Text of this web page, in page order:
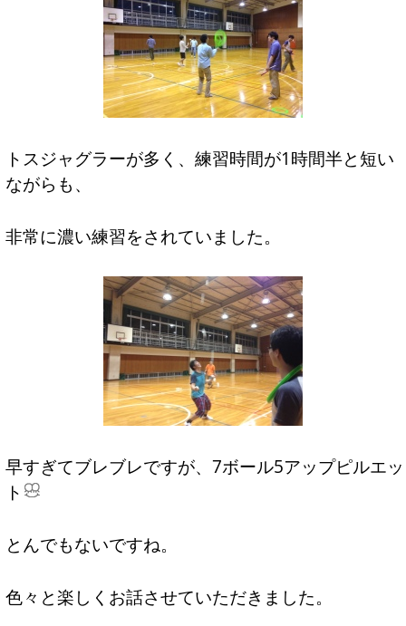
トスジャグラーが多く、練習時間が1時間半と短い
ながらも、
非常に濃い練習をされていました。
早すぎてブレブレですが、7ボール5アップピルエッ
ト
とんでもないですね。
色々と楽しくお話させていただきました。